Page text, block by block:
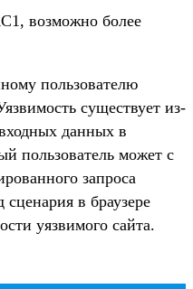
возможно более
пользователю
существует из-
данных в
пользователь может с
запроса
в браузере
уязвимого сайта.